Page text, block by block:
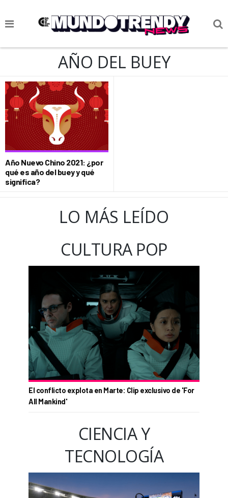
NOTICIAS
CIENCIA Y TECNOLOGÍA
VIDA
SOCIEDAD
CULTURIZANDO.COM
AÑO DEL BUEY
Año Nuevo Chino 2021: ¿por
qué es año del buey y qué
significa?
LO MÁS LEÍDO
CULTURA POP
El conflicto explota en Marte: Clip exclusivo de 'For
All Mankind'
CIENCIA Y
TECNOLOGÍA